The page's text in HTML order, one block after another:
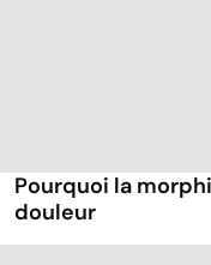
Pourquoi la
douleur